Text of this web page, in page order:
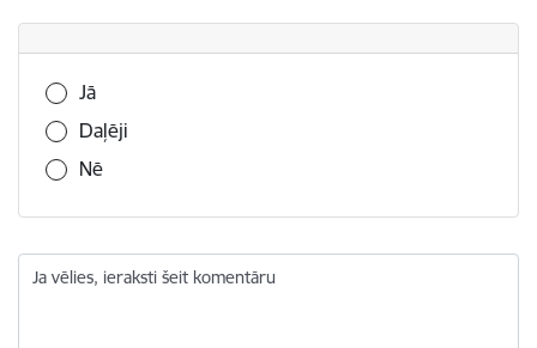
Vai šī informācija bija noderīga?
Jā
Daļēji
Nē
Ja vēlies, ieraksti šeit komentāru